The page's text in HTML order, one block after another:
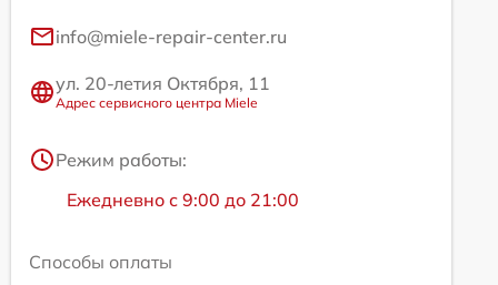
info@miele-repair-center.ru
ул. 20-летия Октября, 11
Адрес сервисного центра Miele
Режим работы:
Ежедневно с 9:00 до 21:00
Способы оплаты